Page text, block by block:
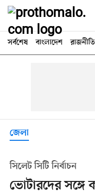
সর্বশেষ বাংলাদেশ রাজনীতি
জেলা
সিলেট সিটি নির্বাচন
ভোটারদের সঙ্গে